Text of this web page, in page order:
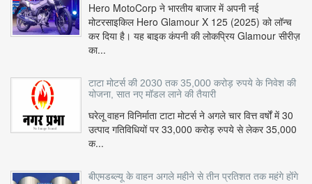
Hero MotoCorp ने भारतीय बाजार में अपनी नई
मोटरसाइकिल Hero Glamour X 125 (2025) को लॉन्च
कर दिया है। यह बाइक कंपनी की लोकप्रिय Glamour सीरीज़
का...
टाटा मोटर्स की 2030 तक 35,000 करोड़ रुपये के निवेश की
योजना, सात नए मॉडल लाने की तैयारी
घरेलू वाहन विनिर्माता टाटा मोटर्स ने अगले चार वित्त वर्षों में 30
उत्पाद गतिविधियों पर 33,000 करोड़ रुपये से लेकर 35,000
क...
बीएमडब्ल्यू के वाहन अगले महीने से तीन प्रतिशत तक महंगे होंगे